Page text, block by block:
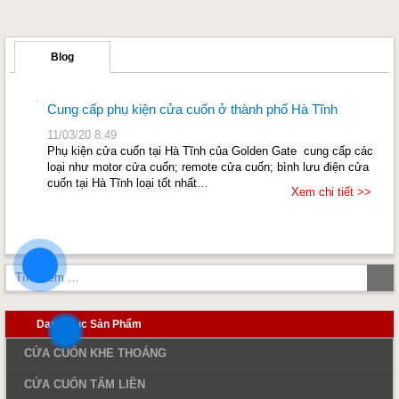
Blog
Cung cấp phụ kiện cửa cuốn ở thành phố Hà Tĩnh
11/03/20 8:49
Phụ kiện cửa cuốn tại Hà Tĩnh của Golden Gate cung cấp các
loại như motor cửa cuốn; remote cửa cuốn; bình lưu điện cửa
cuốn tại Hà Tĩnh loại tốt nhất…
Xem chi tiết >>
Danh Mục Sản Phẩm
CỬA CUỐN KHE THOÁNG
CỬA CUỐN TẤM LIỀN